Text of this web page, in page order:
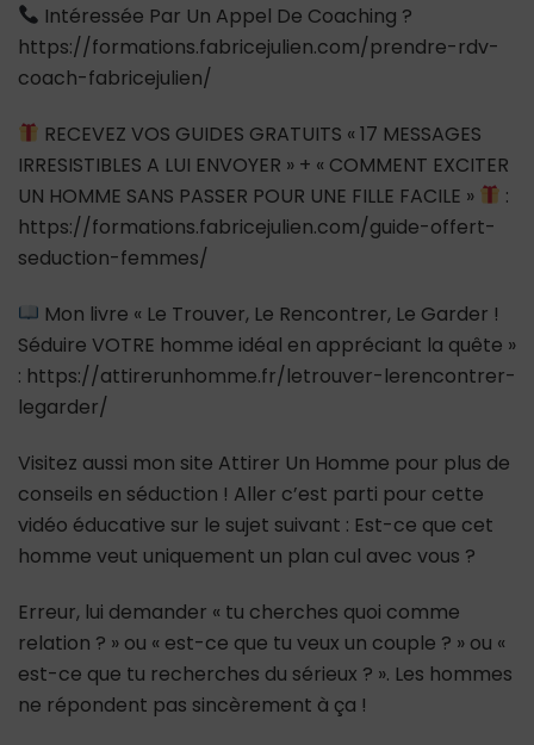
Intéressée Par Un Appel De Coaching ?
https://formations.fabricejulien.com/prendre-rdv-
coach-fabricejulien/
RECEVEZ VOS GUIDES GRATUITS « 17 MESSAGES
IRRESISTIBLES A LUI ENVOYER » + « COMMENT EXCITER
UN HOMME SANS PASSER POUR UNE FILLE FACILE »
:
https://formations.fabricejulien.com/guide-offert-
seduction-femmes/
Mon livre « Le Trouver, Le Rencontrer, Le Garder !
Séduire VOTRE homme idéal en appréciant la quête »
: https://attirerunhomme.fr/letrouver-lerencontrer-
legarder/
Visitez aussi mon site Attirer Un Homme pour plus de
conseils en séduction ! Aller c’est parti pour cette
vidéo éducative sur le sujet suivant : Est-ce que cet
homme veut uniquement un plan cul avec vous ?
Erreur, lui demander « tu cherches quoi comme
relation ? » ou « est-ce que tu veux un couple ? » ou «
est-ce que tu recherches du sérieux ? ». Les hommes
ne répondent pas sincèrement à ça !